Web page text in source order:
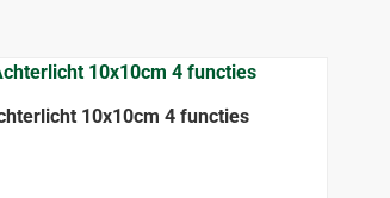
10x10cm 4 functies